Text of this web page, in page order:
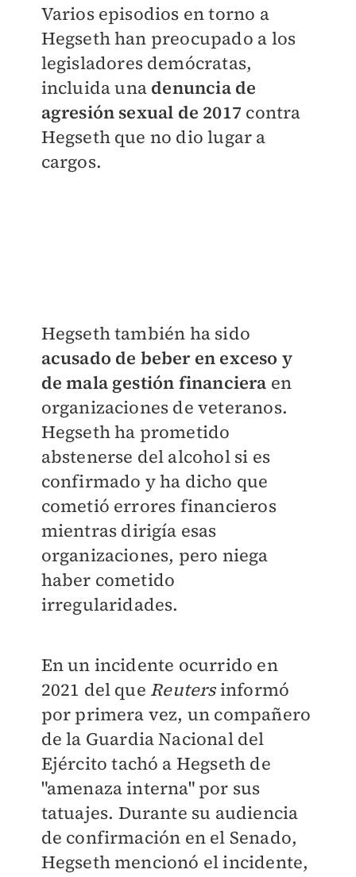
Varios episodios en torno a
Hegseth han preocupado a los
legisladores demócratas,
incluida una denuncia de
agresión sexual de 2017 contra
Hegseth que no dio lugar a
cargos.
Hegseth también ha sido
acusado de beber en exceso y
de mala gestión financiera en
organizaciones de veteranos.
Hegseth ha prometido
abstenerse del alcohol si es
confirmado y ha dicho que
cometió errores financieros
mientras dirigía esas
organizaciones, pero niega
haber cometido
irregularidades.
En un incidente ocurrido en
2021 del que Reutersinformó
por primera vez, un compañero
de la Guardia Nacional del
Ejército tachó a Hegseth de
"amenaza interna" por sus
tatuajes. Durante su audiencia
de confirmación en el Senado,
Hegseth mencionó el incidente,